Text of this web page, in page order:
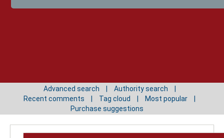
Advanced search
Authority search
Recent comments
Tag cloud
Most popular
Purchase suggestions